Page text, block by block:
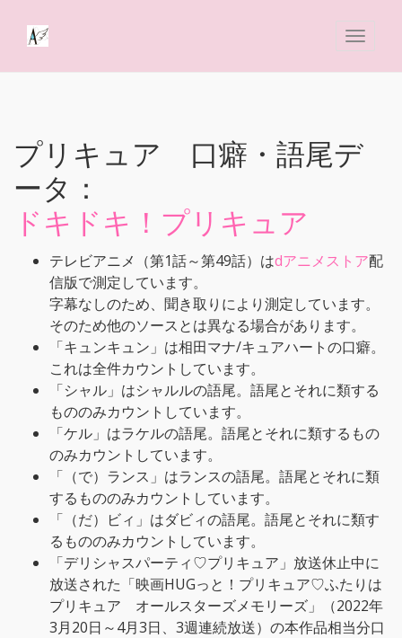
プリキュア 口癖・語尾デ
ータ：
ドキドキ！プリキュア
テレビアニメ（第1話～第49話）はdアニメストア配
信版で測定しています。
字幕なしのため、聞き取りにより測定しています。
そのため他のソースとは異なる場合があります。
「キュンキュン」は相田マナ/キュアハートの口癖。
これは全件カウントしています。
「シャル」はシャルルの語尾。語尾とそれに類する
もののみカウントしています。
「ケル」はラケルの語尾。語尾とそれに類するもの
のみカウントしています。
「（で）ランス」はランスの語尾。語尾とそれに類
するもののみカウントしています。
「（だ）ビィ」はダビィの語尾。語尾とそれに類す
るもののみカウントしています。
「デリシャスパーティ♡プリキュア」放送休止中に
放送された「映画HUGっと！プリキュア♡ふたりは
プリキュア オールスターズメモリーズ」（2022年
3月20日～4月3日、3週連続放送）の本作品相当分口